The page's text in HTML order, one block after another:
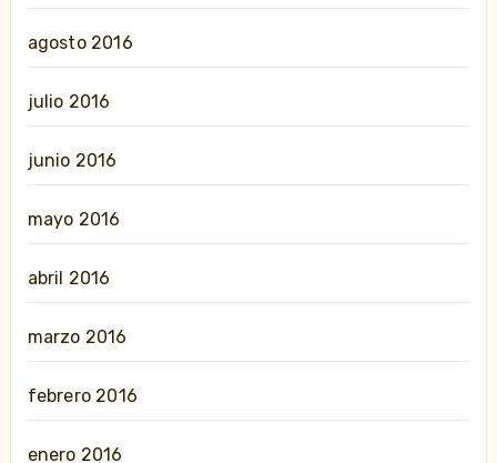
agosto 2016
julio 2016
junio 2016
mayo 2016
abril 2016
marzo 2016
febrero 2016
enero 2016